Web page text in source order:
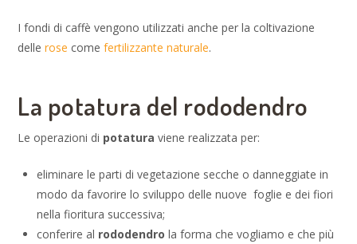
I fondi di caffè vengono utilizzati anche per la coltivazione
dellerose comefertilizzante naturale.
La potatura del rododendro
Le operazioni di potaturaviene realizzata per:
eliminare le parti di vegetazione secche o danneggiate in
modo da favorire lo sviluppo delle nuove foglie e dei fiori
nella fioritura successiva;
conferire al rododendro la forma che vogliamo e che più